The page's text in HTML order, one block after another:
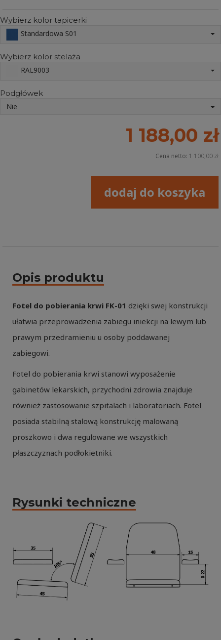
Wybierz kolor tapicerki
Standardowa S01
Wybierz kolor stelaża
RAL9003
Podgłówek
Nie
1 188,00 zł
Cena netto: 1 100,00 zł
dodaj do koszyka
Opis produktu
Fotel do pobierania krwi FK-01 dzięki swej konstrukcji
ułatwia przeprowadzenia zabiegu iniekcji na lewym lub
prawym przedramieniu u osoby poddawanej
zabiegowi.
Fotel do pobierania krwi stanowi wyposażenie
gabinetów lekarskich, przychodni zdrowia znajduje
również zastosowanie szpitalach i laboratoriach. Fotel
posiada stabilną stalową konstrukcję malowaną
proszkowo i dwa regulowane we wszystkich
płaszczyznach podłokietniki.
Rysunki techniczne